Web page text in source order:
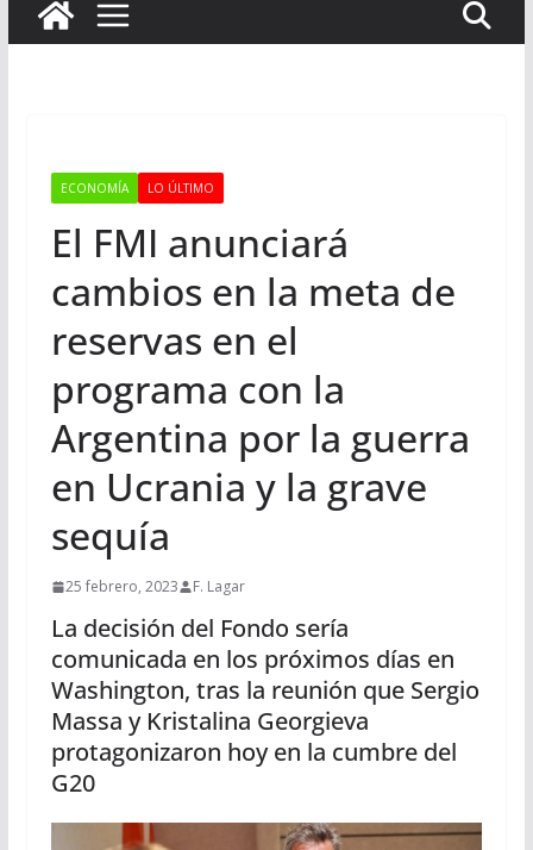
ECONOMÍA LO ÚLTIMO
El FMI anunciará
cambios en la meta de
reservas en el
programa con la
Argentina por la guerra
en Ucrania y la grave
sequía
25 febrero, 2023 F. Lagar
La decisión del Fondo sería
comunicada en los próximos días en
Washington, tras la reunión que Sergio
Massa y Kristalina Georgieva
protagonizaron hoy en la cumbre del
G20